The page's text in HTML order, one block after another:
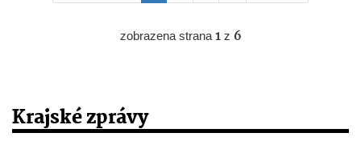
zobrazena strana1z 6
Krajské zprávy